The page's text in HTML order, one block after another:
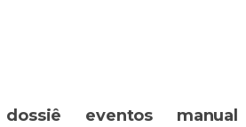
dossiê eventos manual